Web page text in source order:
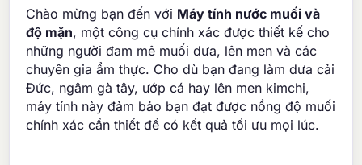
Chào mừng bạn đến với Máy tính nước muối và
độ mặn, một công cụ chính xác được thiết kế cho
những người đam mê muối dưa, lên men và các
chuyên gia ẩm thực. Cho dù bạn đang làm dưa cải
Đức, ngâm gà tây, ướp cá hay lên men kimchi,
máy tính này đảm bảo bạn đạt được nồng độ muối
chính xác cần thiết để có kết quả tối ưu mọi lúc.